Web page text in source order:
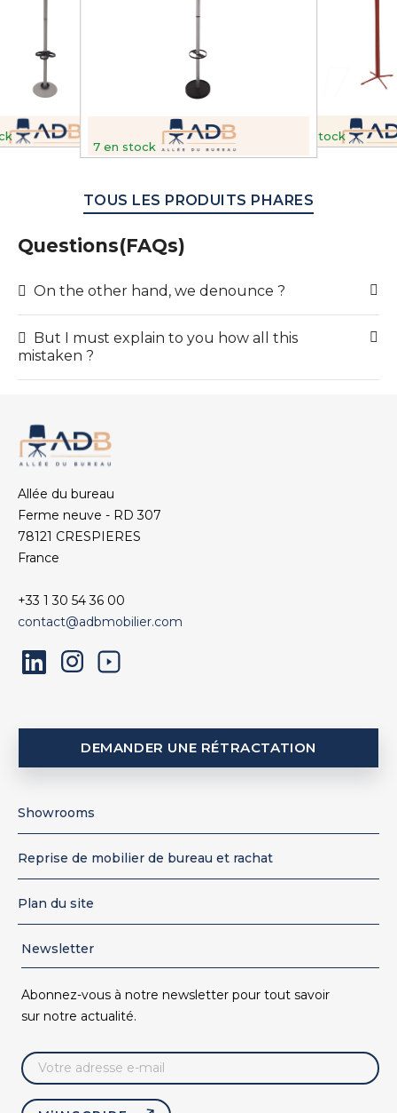
7 en stock
en stock
TOUS LES PRODUITS PHARES
Questions(FAQs)
On the other hand, we denounce ?
But I must explain to you how all this
mistaken ?
Allée du bureau
Ferme neuve - RD 307
78121 CRESPIERES
France
+33 1 30 54 36 00
contact@adbmobilier.com
Instagram
LinkedIn
DEMANDER UNE RÉTRACTATION
Showrooms
Reprise de mobilier de bureau et rachat
Plan du site
Newsletter
Abonnez-vous à notre newsletter pour tout savoir
sur notre actualité.